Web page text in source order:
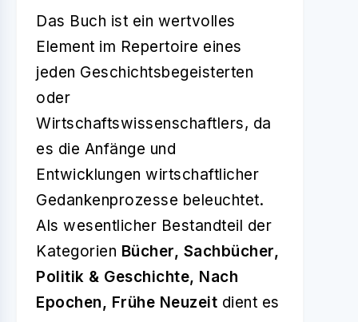
Das Buch ist ein wertvolles
Element im Repertoire eines
jeden Geschichtsbegeisterten
oder
Wirtschaftswissenschaftlers, da
es die Anfänge und
Entwicklungen wirtschaftlicher
Gedankenprozesse beleuchtet.
Als wesentlicher Bestandteil der
Kategorien Bücher, Sachbücher,
Politik & Geschichte, Nach
Epochen, Frühe Neuzeit dient es